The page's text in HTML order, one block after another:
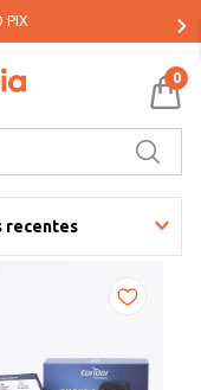
SEM JUROS*
0
recentes